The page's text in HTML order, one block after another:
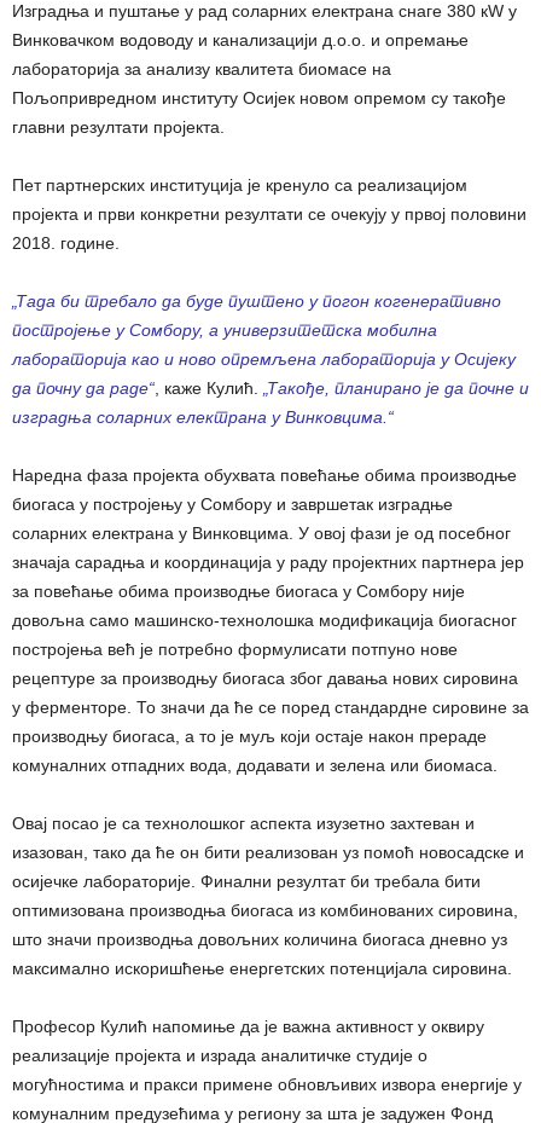
Изградња и пуштање у рад соларних електрана снаге 380 кW у
Винковачком водоводу и канализацији д.о.о. и опремање
лабораторија за анализу квалитета биомасе на
Пољопривредном институту Осијек новом опремом су такође
главни резултати пројекта.
Пет партнерских институција је кренуло са реализацијом
пројекта и први конкретни резултати се очекују у првој половини
2018. године.
„Тада би требало да буде пуштено у погон когенеративно
постројење у Сомбору, а универзитетска мобилна
лабораторија као и ново опремљена лабораторија у Осијеку
да почну да раде“ , каже Кулић.
„Такође, планирано је да почне и
изградња соларних електрана у Винковцима.“
Наредна фаза пројекта обухвата повећање обима производње
биогаса у постројењу у Сомбору и завршетак изградње
соларних електрана у Винковцима. У овој фази је од посебног
значаја сарадња и координација у раду пројектних партнера јер
за повећање обима производње биогаса у Сомбору није
довољна само машинско-технолошка модификација биогасног
постројења већ је потребно формулисати потпуно нове
рецептуре за производњу биогаса због давања нових сировина
у ферменторе. То значи да ће се поред стандардне сировине за
производњу биогаса, а то је муљ који остаје након прераде
комуналних отпадних вода, додавати и зелена или биомаса.
Овај посао је са технолошког аспекта изузетно захтеван и
изазован, тако да ће он бити реализован уз помоћ новосадске и
осијечке лабораторије. Финални резултат би требала бити
оптимизована производња биогаса из комбинованих сировина,
што значи производња довољних количина биогаса дневно уз
максимално искоришћење енергетских потенцијала сировина.
Професор Кулић напомиње да је важна активност у оквиру
реализације пројекта и израда аналитичке студије о
могућностима и пракси примене обновљивих извора енергије у
комуналним предузећима у региону за шта је задужен Фонд